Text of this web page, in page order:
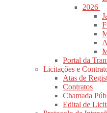
2026
Portal da
Licitações e
Atas de
Contratos
Chamada
Edital de